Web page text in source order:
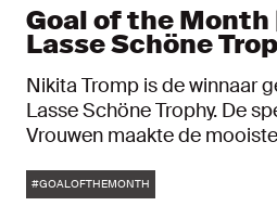
Goal of the Month
Lasse Schöne
Nikita Tromp is de winnaar
Lasse Schöne Trophy. De
Vrouwen maakte de
CST.
Tags
#GOALOFTHEMONTH